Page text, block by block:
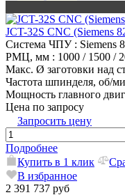
JCT-32S CNC (Siemens
Система ЧПУ: Siemens
РМЦ, мм : 1000 / 1500 /
Макс. Ø заготовки над
Частота шпинделя, об/
Мощность главного
Цена по запросу
Запросить цену
Подробнее
Купить в 1 клик
В избранное
2 391 737 руб